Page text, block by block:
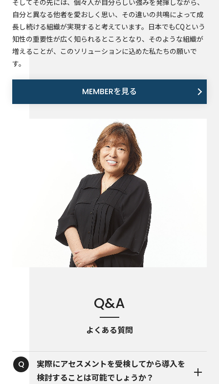
自分と異なる他者を愛おしく思い、その違いの共鳴によって成
長し続ける組織が実現すると考えています。日本でもCQという
知性の重要性が広く知られるところとなり、そのような組織が
増えることが、このソリューションに込めた私たちの願いで
す。
MEMBERを見る
Q&A
よくある質問
実際にアセスメントを受検してから導入を
検討することは可能でしょうか？